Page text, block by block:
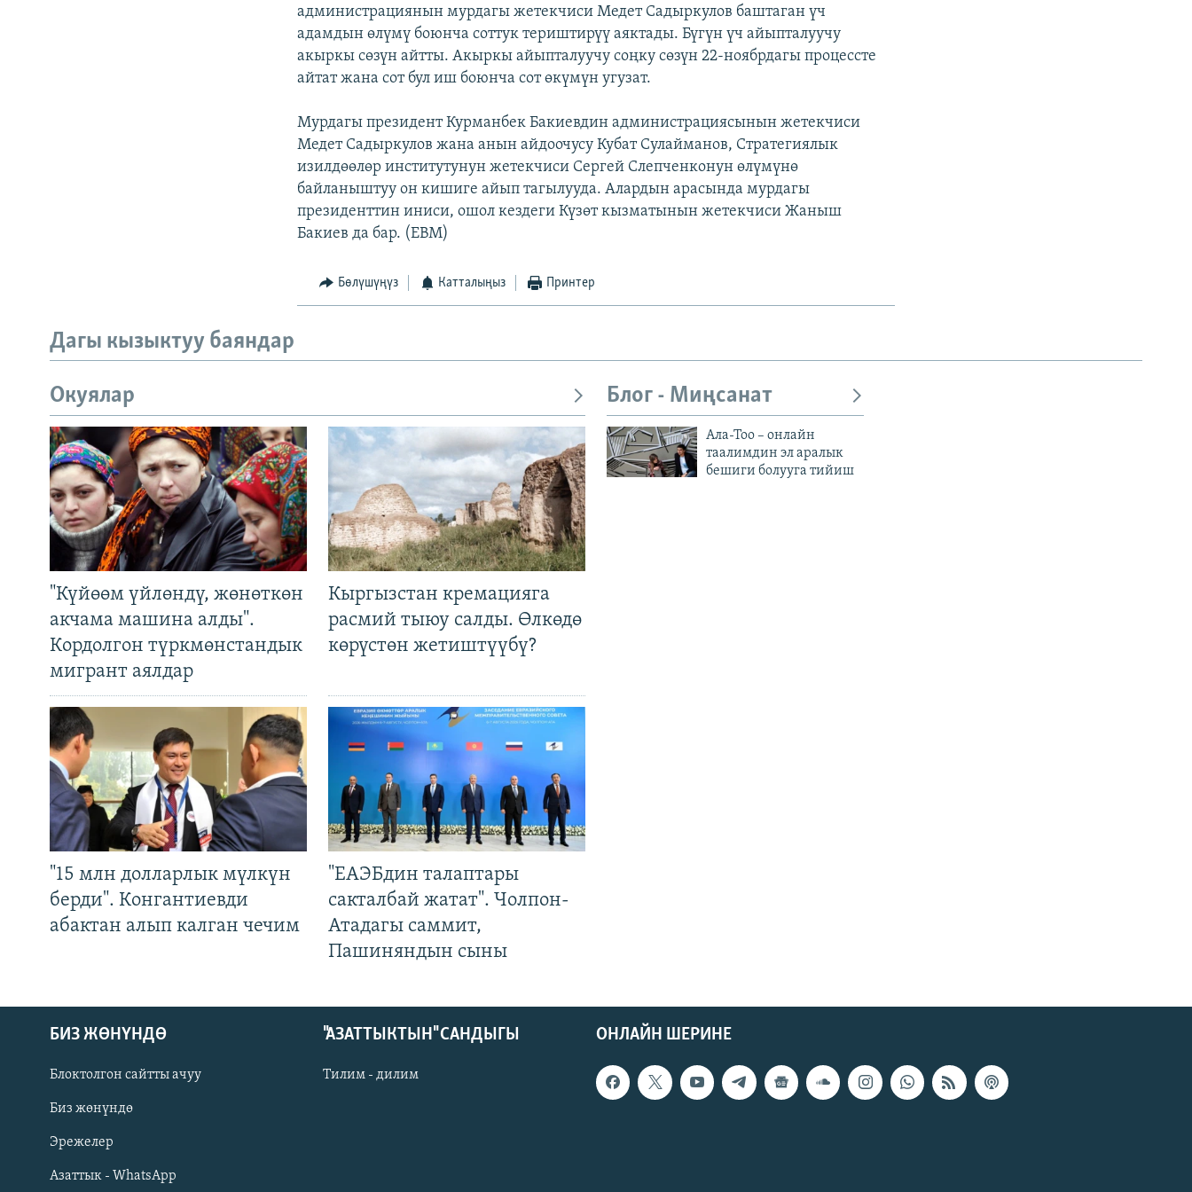
Русский
ОНЛАЙН ШЕРИНЕ
администрациянын мурдагы жетекчиси Медет Садыркулов баштаган үч
адамдын өлүмү боюнча соттук териштирүү аяктады. Бүгүн үч айыпталуучу
акыркы сөзүн айтты. Акыркы айыпталуучу соңку сөзүн 22-ноябрдагы процессте
айтат жана сот бул иш боюнча сот өкүмүн угузат.
Мурдагы президент Курманбек Бакиевдин администрациясынын жетекчиси
Медет Садыркулов жана анын айдоочусу Кубат Сулайманов, Стратегиялык
изилдөөлөр институтунун жетекчиси Сергей Слепченконун өлүмүнө
байланыштуу он кишиге айып тагылууда. Алардын арасында мурдагы
президенттин иниси, ошол кездеги Күзөт кызматынын жетекчиси Жаныш
Бакиев да бар. (EBM)
Бөлүшүңүз Катталыңыз Принтер
Дагы кызыктуу баяндар
Окуялар
"Күйөөм үйлөндү, жөнөткөн
акчама машина алды".
Кордолгон түркмөнстандык
мигрант аялдар
Кыргызстан кремацияга
расмий тыюу салды. Өлкөдө
көрүстөн жетиштүүбү?
"15 млн долларлык мүлкүн
берди". Конгантиевди
абактан алып калган чечим
"ЕАЭБдин талаптары
сакталбай жатат". Чолпон-
Атадагы саммит,
Пашиняндын сыны
Блог - Миңсанат
Ала-Тоо – онлайн
таалимдин эл аралык
бешиги болууга тийиш
ОНЛАЙН ШЕРИНЕ
БИЗ ЖӨНҮНДӨ
Блоктолгон сайтты ачуу
Биз жөнүндө
Эрежелер
Азаттык - WhatsApp
"АЗАТТЫКТЫН" САНДЫГЫ
Тилим - дилим